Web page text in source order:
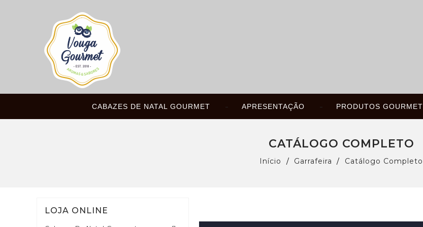
CABAZES DE NATAL GOURMET APRESENTAÇÃO PRODUTOS GOURMET
CATÁLOGO COMPLETO
Início Garrafeira Catálogo Completo
LOJA ONLINE